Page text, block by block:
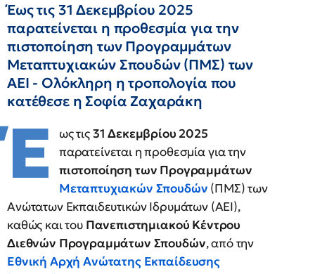
Έως τις 31 Δεκεμβρίου 2025
παρατείνεται η προθεσμία για την
πιστοποίηση των Προγραμμάτων
Μεταπτυχιακών Σπουδών (ΠΜΣ) των
ΑΕΙ - Ολόκληρη η τροπολογία που
κατέθεσε η Σοφία Ζαχαράκη
Έ ως τις31 Δεκεμβρίου 2025
παρατείνεται η προθεσμία για την
πιστοποίηση των Προγραμμάτων
Μεταπτυχιακών Σπουδών (ΠΜΣ) των
Ανώτατων Εκπαιδευτικών Ιδρυμάτων (ΑΕΙ),
καθώς και του Πανεπιστημιακού Κέντρου
Διεθνών Προγραμμάτων Σπουδών, από την
Εθνική Αρχή Ανώτατης Εκπαίδευσης